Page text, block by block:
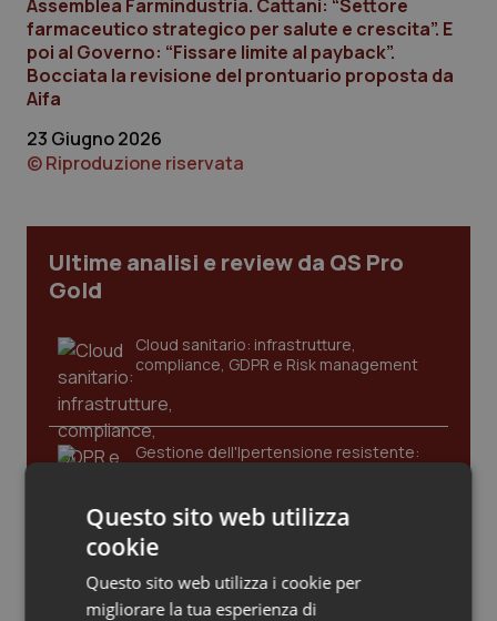
Calabria
Campania
Emilia-Romagna
Liguria
Lombardia
Marche
Piemonte
Provincia Autonoma di Bolzano
Asma & BPCO
Car-T
Colesterolo & coronaropatie
Disturbi dell’umore
Dolore
Donna & Salute
HIV
Infezioni & Febbre
Assemblea Farmindustria. Cattani: “Settore
farmaceutico strategico per salute e crescita”. E
poi al Governo: “Fissare limite al payback”.
Bocciata la revisione del prontuario proposta da
Aifa
23 Giugno 2026
© Riproduzione riservata
Ultime analisi e review da QS Pro
Gold
Cloud sanitario: infrastrutture,
compliance, GDPR e Risk management
Gestione dell'Ipertensione resistente:
Leadership Infermieristica 2026: nuovi
modelli di responsabilità e autonomia
Questo sito web utilizza
cookie
Questo sito web utilizza i cookie per
migliorare la tua esperienza di